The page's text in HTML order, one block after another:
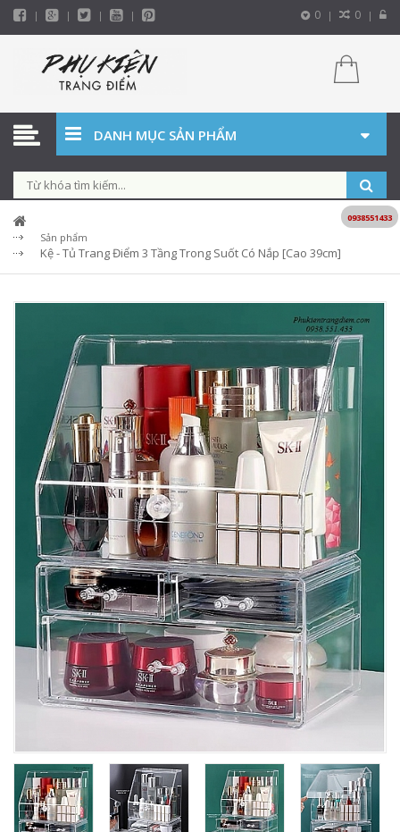
0 0
DANH MỤC SẢN PHẨM
Sản phẩm
Kệ - Tủ Trang Điểm 3 Tầng Trong Suốt Có Nắp [Cao 39cm]
0938551433